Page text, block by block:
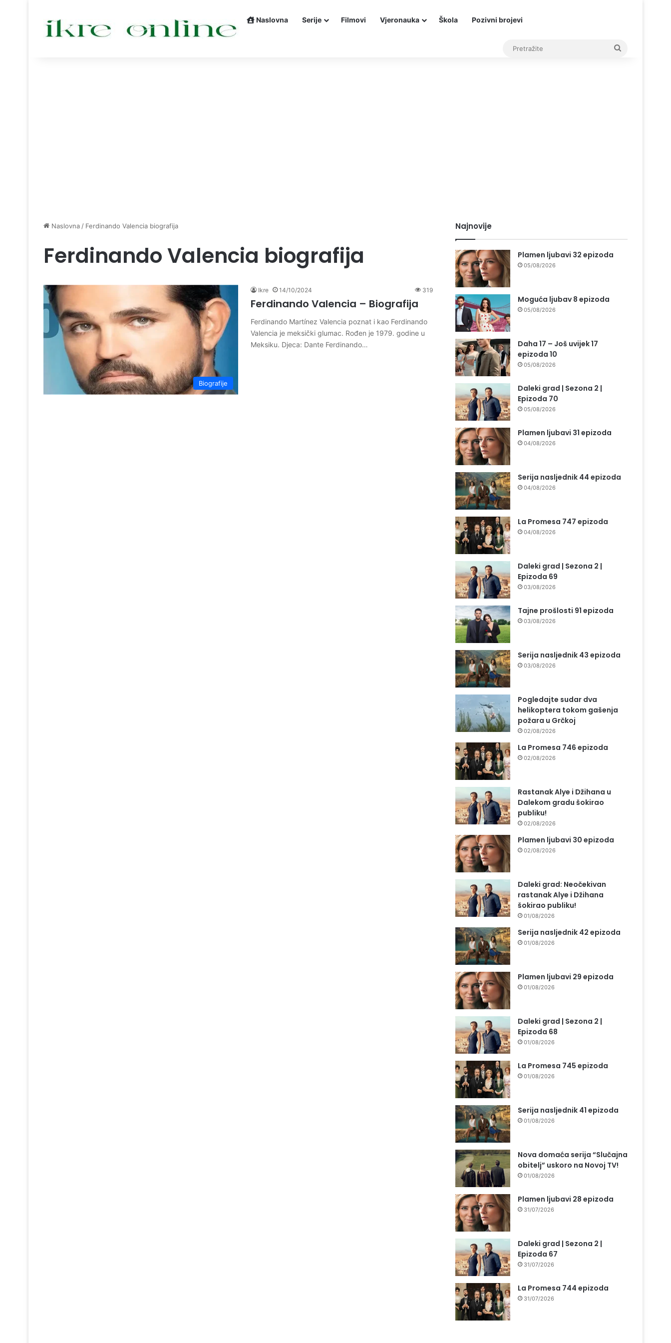
Naslovna Serije Filmovi Vjeronauka Škola Pozivni brojevi
Naslovna / Ferdinando Valencia biografija
Ferdinando Valencia biografija
Biografije
Ikre 14/10/2024 319
Ferdinando Valencia – Biografija
Ferdinando Martínez Valencia poznat i kao Ferdinando
Valencia je meksički glumac. Rođen je 1979. godine u
Meksiku. Djeca: Dante Ferdinando…
Najnovije
Plamen ljubavi 32 epizoda
05/08/2026
Moguća ljubav 8 epizoda
05/08/2026
Daha 17 – Još uvijek 17
epizoda 10
05/08/2026
Daleki grad | Sezona 2 |
Epizoda 70
05/08/2026
Plamen ljubavi 31 epizoda
04/08/2026
Serija nasljednik 44 epizoda
04/08/2026
La Promesa 747 epizoda
04/08/2026
Daleki grad | Sezona 2 |
Epizoda 69
03/08/2026
Tajne prošlosti 91 epizoda
03/08/2026
Serija nasljednik 43 epizoda
03/08/2026
Pogledajte sudar dva
helikoptera tokom gašenja
požara u Grčkoj
02/08/2026
La Promesa 746 epizoda
02/08/2026
Rastanak Alye i Džihana u
Dalekom gradu šokirao
publiku!
02/08/2026
Plamen ljubavi 30 epizoda
02/08/2026
Daleki grad: Neočekivan
rastanak Alye i Džihana
šokirao publiku!
01/08/2026
Serija nasljednik 42 epizoda
01/08/2026
Plamen ljubavi 29 epizoda
01/08/2026
Daleki grad | Sezona 2 |
Epizoda 68
01/08/2026
La Promesa 745 epizoda
01/08/2026
Serija nasljednik 41 epizoda
01/08/2026
Nova domaća serija “Slučajna
obitelj” uskoro na Novoj TV!
01/08/2026
Plamen ljubavi 28 epizoda
31/07/2026
Daleki grad | Sezona 2 |
Epizoda 67
31/07/2026
La Promesa 744 epizoda
31/07/2026